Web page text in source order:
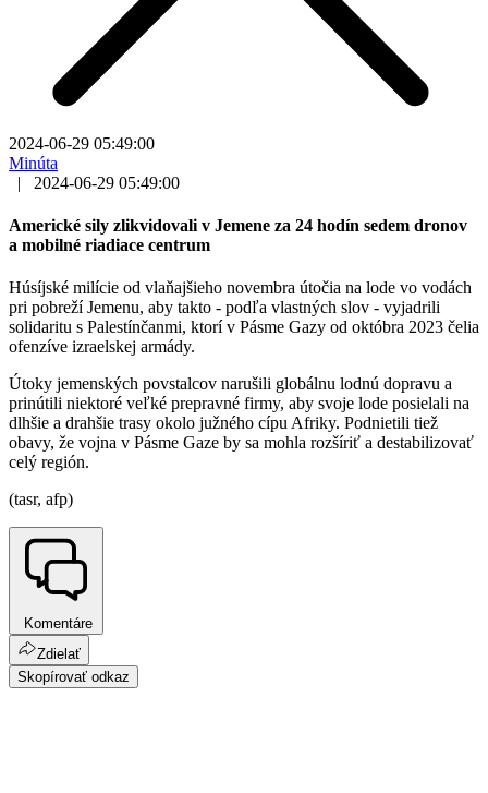
2024-06-29 05:49:00
Minúta
|
2024-06-29 05:49:00
Americké sily zlikvidovali v Jemene za 24 hodín sedem dronov
a mobilné riadiace centrum
Húsíjské milície od vlaňajšieho novembra útočia na lode vo vodách
pri pobreží Jemenu, aby takto - podľa vlastných slov - vyjadrili
solidaritu s Palestínčanmi, ktorí v Pásme Gazy od októbra 2023 čelia
ofenzíve izraelskej armády.
Útoky jemenských povstalcov narušili globálnu lodnú dopravu a
prinútili niektoré veľké prepravné firmy, aby svoje lode posielali na
dlhšie a drahšie trasy okolo južného cípu Afriky. Podnietili tiež
obavy, že vojna v Pásme Gaze by sa mohla rozšíriť a destabilizovať
celý región.
(tasr, afp)
Komentáre
Zdielať
Skopírovať odkaz